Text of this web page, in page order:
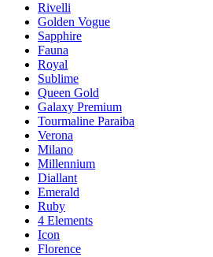
Rivelli
Golden Vogue
Sapphire
Fauna
Royal
Sublime
Queen Gold
Galaxy Premium
Tourmaline Paraiba
Verona
Milano
Millennium
Diallant
Emerald
Ruby
4 Elements
Icon
Florence